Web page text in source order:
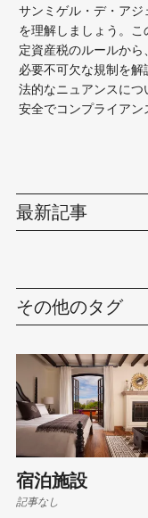
サンミゲル・デ・ア
を理解しましょう。
定資産税のルールから
必要不可欠な規制を
法的なニュアンスに
安全でコンプライア
最新記事
その他のタグ
宿泊施設
記事なし